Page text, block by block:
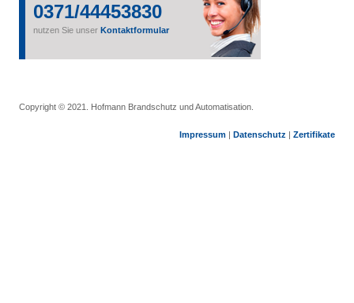
0371/44453830
nutzen Sie unser Kontaktformular
Copyright © 2021. Hofmann Brandschutz und Automatisation.
Impressum |Datenschutz |Zertifikate